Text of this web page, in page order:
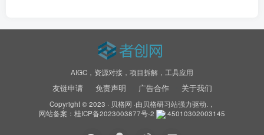
AIGC，资源对接，项目拆解，工具应用
友链申请 免责声明 广告合作 关于我们
Copyright © 2023 · 贝格网 ·由贝格研习站强力驱动.，
网站备案： 桂ICP备2023003877号-2 45010302003145